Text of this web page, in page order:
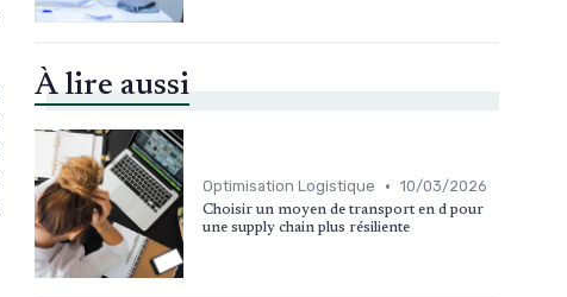
À lire aussi
Optimisation Logistique • 10/03/2026
Choisir un moyen de transport en d pour
une supply chain plus résiliente